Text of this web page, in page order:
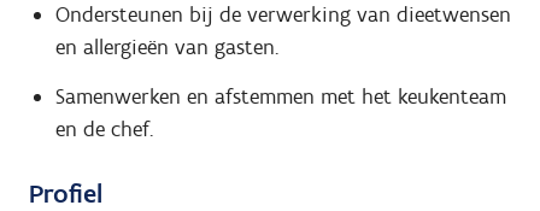
Ondersteunen bij de verwerking van dieetwensen
en allergieën van gasten.
Samenwerken en afstemmen met het keukenteam
en de chef.
Profiel